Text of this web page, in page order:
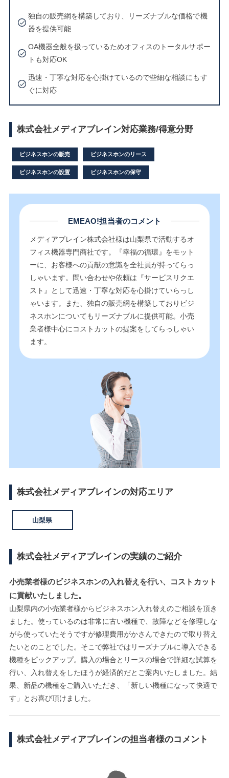
独自の販売網を構築しており、リーズナブルな価格で機
器を提供可能
OA機器全般を扱っているためオフィスのトータルサポー
トも対応OK
迅速・丁寧な対応を心掛けているので些細な相談にもす
ぐに対応
株式会社メディアブレイン対応業務/得意分野
ビジネスホンの販売 ビジネスホンのリース
ビジネスホンの設置 ビジネスホンの保守
EMEAO!担当者のコメント
メディアブレイン株式会社様は山梨県で活動するオ
フィス機器専門商社です。『幸福の循環』をモット
ーに、お客様への貢献の意識を全社員が持ってらっ
しゃいます。問い合わせや依頼は『サービスリクエ
スト』として迅速・丁寧な対応を心掛けていらっし
ゃいます。また、独自の販売網を構築しておりビジ
ネスホンについてもリーズナブルに提供可能。小売
業者様中心にコストカットの提案をしてらっしゃい
ます。
株式会社メディアブレインの対応エリア
山梨県
株式会社メディアブレインの実績のご紹介
小売業者様のビジネスホンの入れ替えを行い、コストカット
に貢献いたしました。
山梨県内の小売業者様からビジネスホン入れ替えのご相談を頂き
ました。使っているのは非常に古い機種で、故障などを修理しな
がら使っていたそうですが修理費用がかさんできたので取り替え
たいとのことでした。そこで弊社ではリーズナブルに導入できる
機種をピックアップ。購入の場合とリースの場合で詳細な試算を
行い、入れ替えをしたほうが経済的だとご案内いたしました。結
果、新品の機種をご購入いただき、「新しい機種になって快適で
す」とお喜び頂けました。
株式会社メディアブレインの担当者様のコメント